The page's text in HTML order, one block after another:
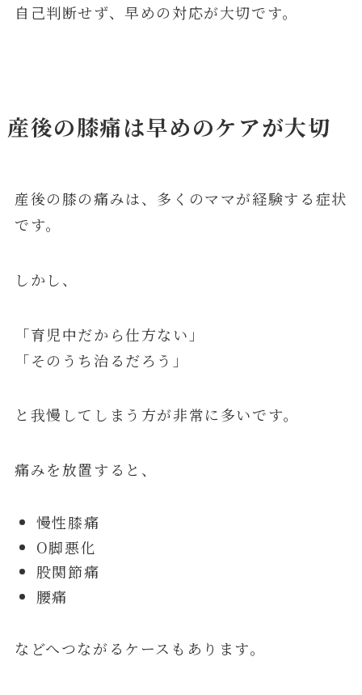
自己判断せず、早めの対応が大切です。
産後の膝痛は早めのケアが大切
産後の膝の痛みは、多くのママが経験する症状
です。
しかし、
「育児中だから仕方ない」
「そのうち治るだろう」
と我慢してしまう方が非常に多いです。
痛みを放置すると、
慢性膝痛
O脚悪化
股関節痛
腰痛
などへつながるケースもあります。